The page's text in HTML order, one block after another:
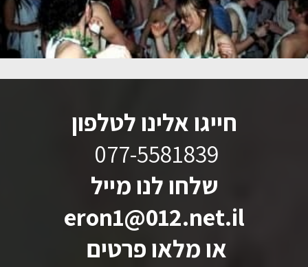
חייגו אלינו לטלפון
077-5581839
שלחו לנו מייל
eron1@012.net.il
או מלאו פרטים